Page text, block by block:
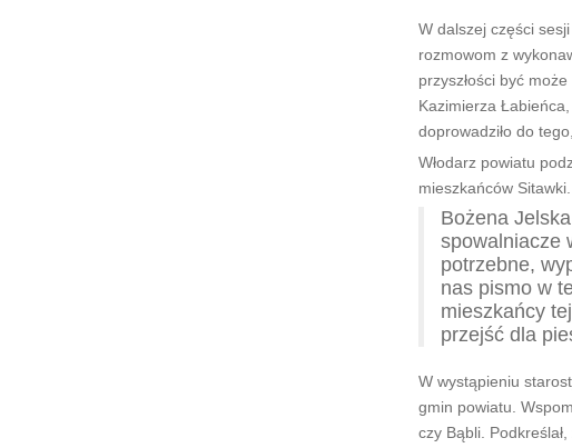
W dalszej części
rozmowom z
przyszłości być
Kazimierza
doprowadziło do
Włodarz powiatu
mieszkańców Sitawki.
Bożena
spowalniacze
potrzebne,
nas pismo w
mieszkańcy
przejść dla
W wystąpieniu
gmin powiatu.
czy Bąbli.